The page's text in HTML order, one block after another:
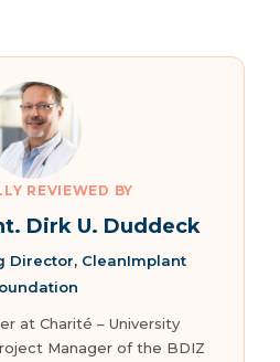
REVIEWED BY
Dirk U. Duddeck
Director, CleanImplant
at Charité – University
Manager of the BDIZ